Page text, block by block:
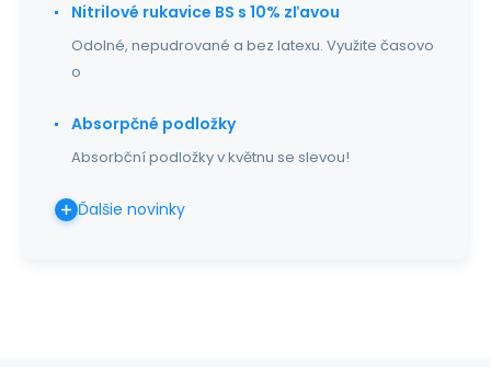
Nitrilové rukavice BS s 10% zľavou
Odolné, nepudrované a bez latexu. Využite časovo
o
Absorpčné podložky
Absorbční podložky v květnu se slevou!
Ďalšie novinky